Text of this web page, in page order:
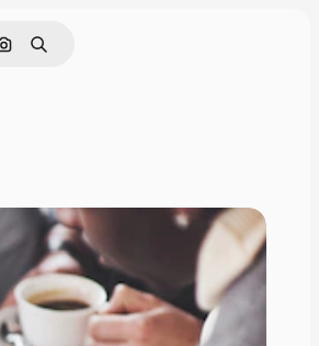
Pesquisar por imagem
Buscar